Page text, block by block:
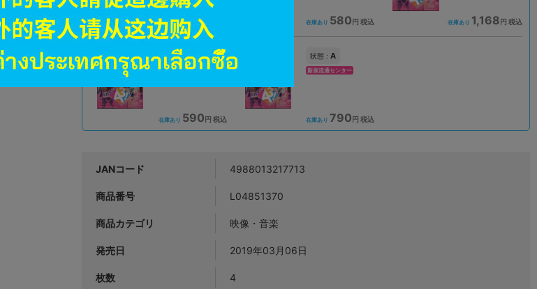
在庫あり 590円 税込 在庫あり 580円 税込 在庫あり 1,168円 税込
状態 :B
オンライン
在庫あり 590円 税込
状態 : A
新座流通センター
在庫あり 790円 税込
JANコード 4988013217713
商品番号 L04851370
商品カテゴリ 映像・音楽
発売日 2019年03月06日
枚数 4